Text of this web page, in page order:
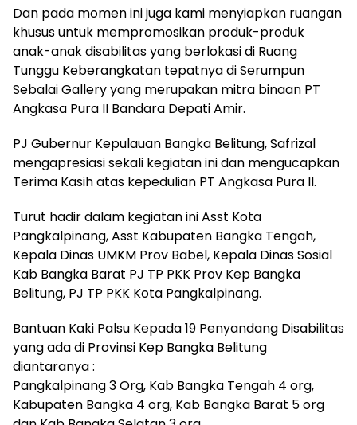
Dan pada momen ini juga kami menyiapkan ruangan
khusus untuk mempromosikan produk-produk
anak-anak disabilitas yang berlokasi di Ruang
Tunggu Keberangkatan tepatnya di Serumpun
Sebalai Gallery yang merupakan mitra binaan PT
Angkasa Pura II Bandara Depati Amir.
PJ Gubernur Kepulauan Bangka Belitung, Safrizal
mengapresiasi sekali kegiatan ini dan mengucapkan
Terima Kasih atas kepedulian PT Angkasa Pura II.
Turut hadir dalam kegiatan ini Asst Kota
Pangkalpinang, Asst Kabupaten Bangka Tengah,
Kepala Dinas UMKM Prov Babel, Kepala Dinas Sosial
Kab Bangka Barat PJ TP PKK Prov Kep Bangka
Belitung, PJ TP PKK Kota Pangkalpinang.
Bantuan Kaki Palsu Kepada 19 Penyandang Disabilitas
yang ada di Provinsi Kep Bangka Belitung
diantaranya :
Pangkalpinang 3 Org, Kab Bangka Tengah 4 org,
Kabupaten Bangka 4 org, Kab Bangka Barat 5 org